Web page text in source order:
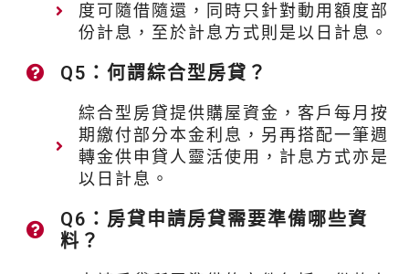
度可隨借隨還，同時只針對動用額度部
份計息，至於計息方式則是以日計息。
Q5：何謂綜合型房貸？
綜合型房貸提供購屋資金，客戶每月按
期繳付部分本金利息，另再搭配一筆週
轉金供申貸人靈活使用，計息方式亦是
以日計息。
Q6：房貸申請房貸需要準備哪些資
料？